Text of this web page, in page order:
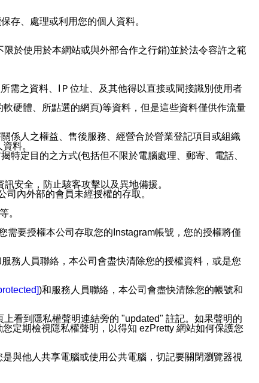
存、處理或利用您的個人資料。
於使用於本網站或與外部合作之行銷)並於法令容許之範
需之資料、IＰ位址、及其他得以直接或間接識別使用者
硬體、所點選的網頁)等資料，但是這些資料僅供作流量
係人之權益、售後服務、經營合於營業登記項目或組織
料。
特定目的之方式(包括但不限於電腦處理、郵寄、電話、
安全，防止駭客攻擊以及異地備援。
內外部的會員未經授權的存取。
。
需要授權本公司存取您的Instagram帳號，您的授權將僅
務人員聯絡，本公司會盡快清除您的授權資料，或是您
)和服務人員聯絡，本公司會盡快清除您的帳號和
看到隱私權聲明連結旁的 "updated" 註記。如果聲明的
定期檢視隱私權聲明，以得知 ezPretty 網站如何保護您
與他人共享電腦或使用公共電腦，切記要關閉瀏覽器視